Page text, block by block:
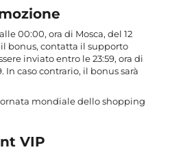
00:00, ora di Mosca, del 12
il bonus, contatta il supporto
inviato entro le 23:59, ora di
In caso contrario, il bonus sarà
mondiale dello shopping
VIP